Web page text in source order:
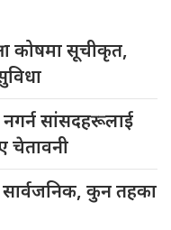
कोषमा सूचीकृत,
नगर्न सांसदहरूलाई
चेतावनी
कुन तहका